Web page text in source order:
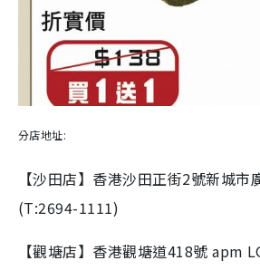
分店地址:
【沙田店】香港沙田正街2號新城市
(T:2694-1111)
【觀塘店】香港觀塘道418號 apm